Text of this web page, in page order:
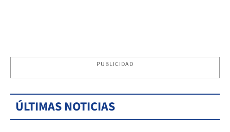
PUBLICIDAD
ÚLTIMAS NOTICIAS